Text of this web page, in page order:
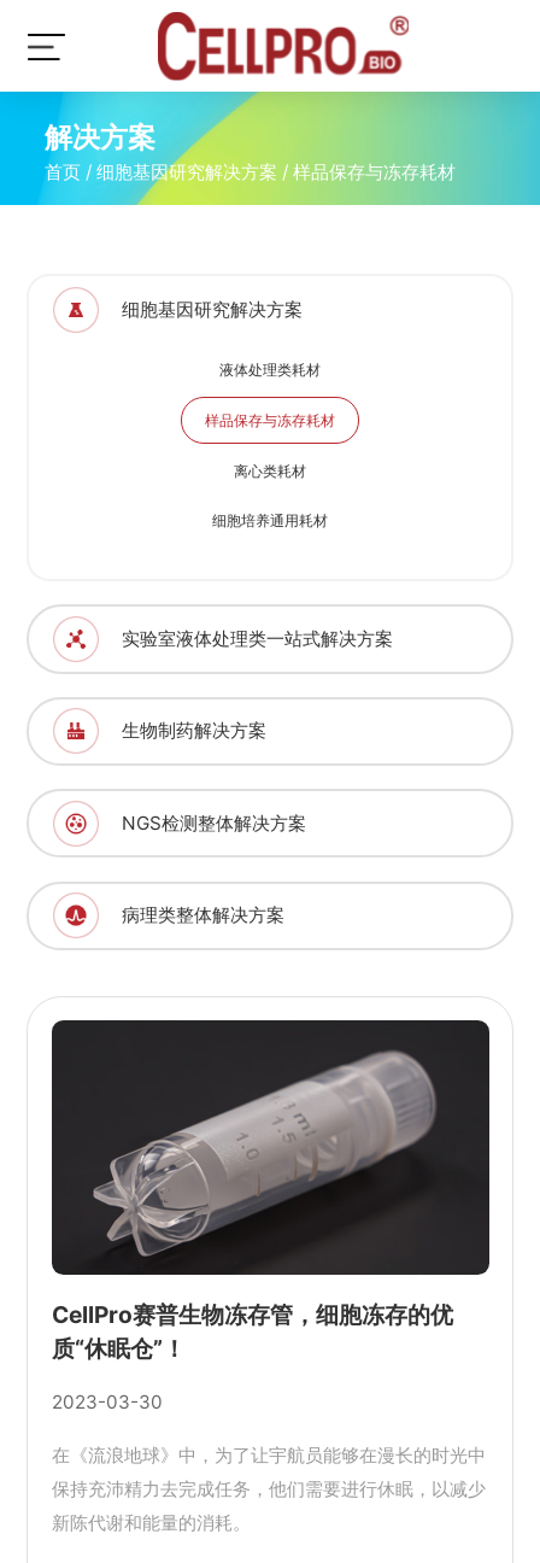
解决方案
首页 /细胞基因研究解决方案 /样品保存与冻存耗材
细胞基因研究解决方案
液体处理类耗材
样品保存与冻存耗材
离心类耗材
细胞培养通用耗材
实验室液体处理类一站式解决方案
生物制药解决方案
NGS检测整体解决方案
病理类整体解决方案
CellPro赛普生物冻存管，细胞冻存的优
质“休眠仓”！
2023-03-30
在《流浪地球》中，为了让宇航员能够在漫长的时光中
保持充沛精力去完成任务，他们需要进行休眠，以减少
新陈代谢和能量的消耗。